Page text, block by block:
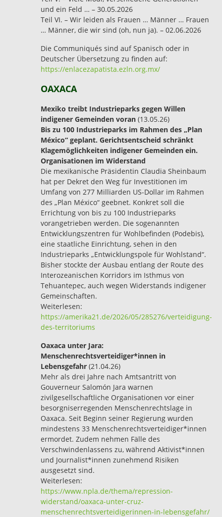
und ein Feld … – 30.05.2026
Teil VI. – Wir leiden als Frauen … Männer … Frauen
… Männer, die wir sind (oh, nun ja). – 02.06.2026
Die Communiqués sind auf Spanisch oder in
Deutscher Übersetzung zu finden auf:
https://enlacezapatista.ezln.org.mx/
OAXACA
Mexiko treibt Industrieparks gegen Willen
indigener Gemeinden voran (13.05.26)
Bis zu 100 Industrieparks im Rahmen des „Plan
México“ geplant. Gerichtsentscheid schränkt
Klagemöglichkeiten indigener Gemeinden ein.
Organisationen im Widerstand
Die mexikanische Präsidentin Claudia Sheinbaum
hat per Dekret den Weg für Investitionen im
Umfang von 277 Milliarden US-Dollar im Rahmen
des „Plan México“ geebnet. Konkret soll die
Errichtung von bis zu 100 Industrieparks
vorangetrieben werden. Die sogenannten
Entwicklungszentren für Wohlbefinden (Podebis),
eine staatliche Einrichtung, sehen in den
Industrieparks „Entwicklungspole für Wohlstand“.
Bisher stockte der Ausbau entlang der Route des
Interozeanischen Korridors im Isthmus von
Tehuantepec, auch wegen Widerstands indigener
Gemeinschaften.
Weiterlesen:
https://amerika21.de/2026/05/285276/verteidigung-
des-territoriums
Oaxaca unter Jara:
Menschenrechtsverteidiger*innen in
Lebensgefahr (21.04.26)
Mehr als drei Jahre nach Amtsantritt von
Gouverneur Salomón Jara warnen
zivilgesellschaftliche Organisationen vor einer
besorgniserregenden Menschenrechtslage in
Oaxaca. Seit Beginn seiner Regierung wurden
mindestens 33 Menschenrechtsverteidiger*innen
ermordet. Zudem nehmen Fälle des
Verschwindenlassens zu, während Aktivist*innen
und Journalist*innen zunehmend Risiken
ausgesetzt sind.
Weiterlesen:
https://www.npla.de/thema/repression-
widerstand/oaxaca-unter-cruz-
menschenrechtsverteidigerinnen-in-lebensgefahr/